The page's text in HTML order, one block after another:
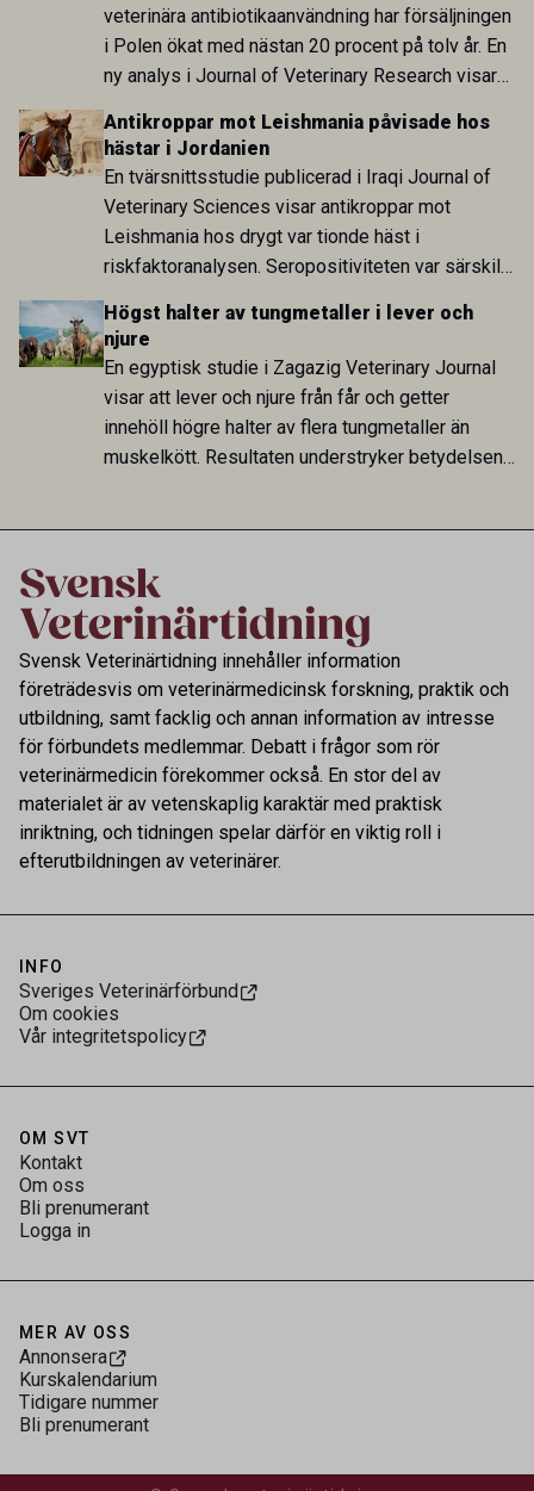
veterinära antibiotikaanvändning har försäljningen
i Polen ökat med nästan 20 procent på tolv år. En
ny analys i Journal of Veterinary Research visar
att skillnaden mot lågförbrukarländer som
Sverige är fortsatt stor.
Antikroppar mot Leishmania påvisade hos
hästar i Jordanien
En tvärsnittsstudie publicerad i Iraqi Journal of
Veterinary Sciences visar antikroppar mot
Leishmania hos drygt var tionde häst i
riskfaktoranalysen. Seropositiviteten var särskilt
hög i Zarqa och statistiskt kopplad till bland
annat stallhållning. Resultaten visar att hästarna
har exponerats för parasiten – men inte att de
fungerar som reservoarer eller bidrar till
smittspridning.
Högst halter av tungmetaller i lever och
njure
En egyptisk studie i Zagazig Veterinary Journal
visar att lever och njure från får och getter
innehöll högre halter av flera tungmetaller än
muskelkött. Resultaten understryker betydelsen
Svensk Veterinärtidning innehåller information
företrädesvis om veterinärmedicinsk forskning, praktik och
utbildning, samt facklig och annan information av intresse
för förbundets medlemmar. Debatt i frågor som rör
veterinärmedicin förekommer också. En stor del av
materialet är av vetenskaplig karaktär med praktisk
inriktning, och tidningen spelar därför en viktig roll i
efterutbildningen av veterinärer.
INFO
Sveriges Veterinärförbund
Om cookies
Vår integritetspolicy
OM SVT
Kontakt
Om oss
Bli prenumerant
Logga in
MER AV OSS
Annonsera
Kurskalendarium
Tidigare nummer
Bli prenumerant